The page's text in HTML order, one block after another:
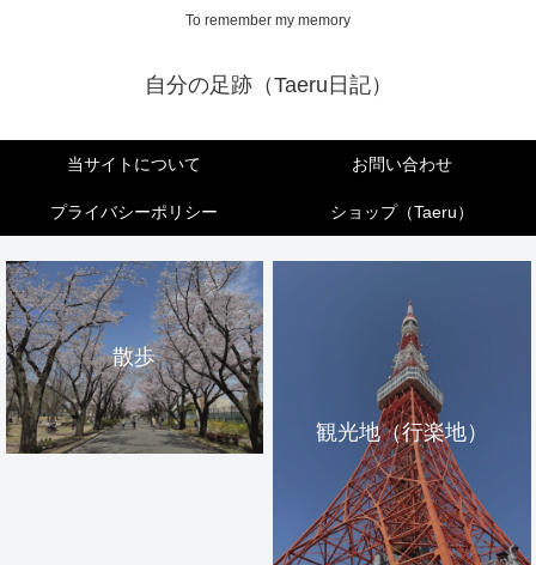
To remember my memory
自分の足跡（Taeru日記）
当サイトについて お問い合わせ
プライバシーポリシー ショップ（Taeru）
散歩
観光地（行楽地）